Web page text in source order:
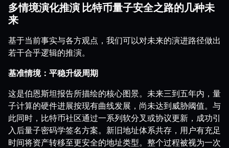
多情境演化推演 比特币量子安全之路的几种未
来
基于当前事实与各方观点，我们可以对未来的演进路径做出
若干合乎逻辑的推演。
基准情境：平稳升级周期
这是伯恩斯坦报告所描绘的核心图景。未来三到五年内，量
子计算的硬件进展按现有曲线发展，尚未达到威胁阈值。与
此同时，比特币社区通过一系列软分叉或协议更新，成功引
入后量子密码学签名方案。新旧地址体系共存，用户有充足
时间将资产转移至更安全的地址类型。整个过程被视为一次